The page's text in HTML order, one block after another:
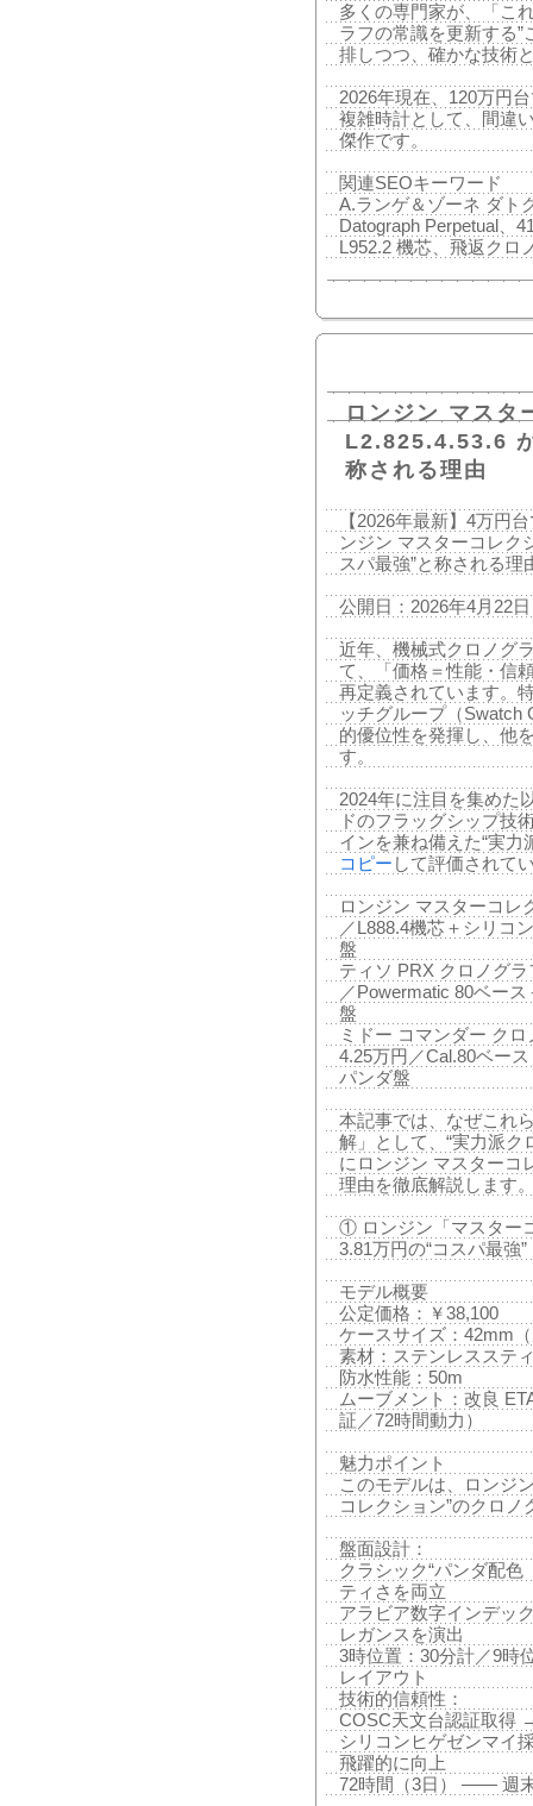
多くの専門家が、「こ
ラフの常識を更新する
排しつつ、確かな技術
2026年現在、120万円
複雑時計として、間違
傑作です。
関連SEOキーワード
A.ランゲ＆ゾーネ ダト
Datograph Perpetual、
L952.2 機芯、飛返ク
ロンジン マスタ
L2.825.4.53.6
称される理由
【2026年最新】4万円
ンジン マスターコレク
スパ最強”と称される理
公開日：2026年4月22日
近年、機械式クロノグ
て、「価格＝性能・信
再定義されています。
ッチグループ（Swatch
的優位性を発揮し、他
す。
2024年に注目を集めた
ドのフラッグシップ技
インを兼ね備えた“実力
コピー して評価されて
ロンジン マスターコ
／L888.4機芯＋シリコ
盤
ティソ PRX クロノグ
／Powermatic 80ベー
盤
ミドー コマンダー ク
4.25万円／Cal.80ベー
パンダ盤
本記事では、なぜこれ
解」として、“実力派ク
にロンジン マスターコ
理由を徹底解説します
① ロンジン「マスター
3.81万円の“コスパ最強”
モデル概要
公定価格：￥38,100
ケースサイズ：42mm
素材：ステンレスステ
防水性能：50m
ムーブメント：改良
証／72時間動力）
魅力ポイント
このモデルは、ロンジ
コレクション”のクロノ
盤面設計：
クラシック“パンダ配
ティさを両立
アラビア数字インデッ
レガンスを演出
3時位置：30分計／9
レイアウト
技術的信頼性：
COSC天文台認証取得
シリコンヒゲゼンマイ
飛躍的に向上
72時間（3日） —— 週